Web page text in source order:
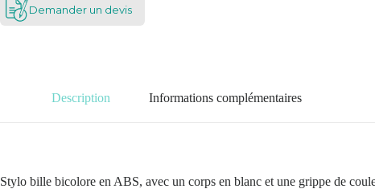
Demander un devis
Description Informations complémentaires
Stylo bille bicolore en ABS, avec un corps en blanc et une grippe de